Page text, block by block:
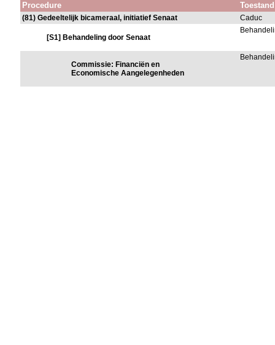
Procedure Toestand
(81) Gedeeltelijk bicameraal, initiatief Senaat Caduc
[S1] Behandeling door Senaat
Commissie: Financiën en
Economische Aangelegenheden